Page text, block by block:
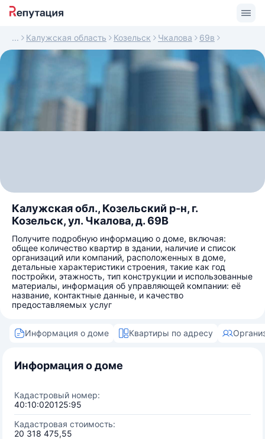
Калужская область Козельск Чкалова 69в
Калужская обл., Козельский р-н, г.
Козельск, ул. Чкалова, д. 69В
Получите подробную информацию о доме, включая:
общее количество квартир в здании, наличие и список
организаций или компаний, расположенных в доме,
детальные характеристики строения, такие как год
постройки, этажность, тип конструкции и использованные
материалы, информация об управляющей компании: её
название, контактные данные, и качество
предоставляемых услуг
Информация о доме Квартиры по адресу
Информация о доме
Кадастровый номер:
40:10:020125:95
Кадастровая стоимость:
20 318 475,55